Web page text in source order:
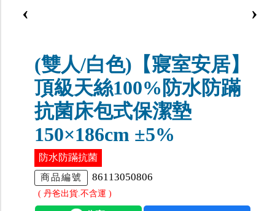
‹ ›
(雙人/白色)【寢室安居】
頂級天絲100%防水防蹣
抗菌床包式保潔墊
150×186cm ±5%
防水防蹣抗菌
商品編號 86113050806
( 丹爸出貨.不含運 )